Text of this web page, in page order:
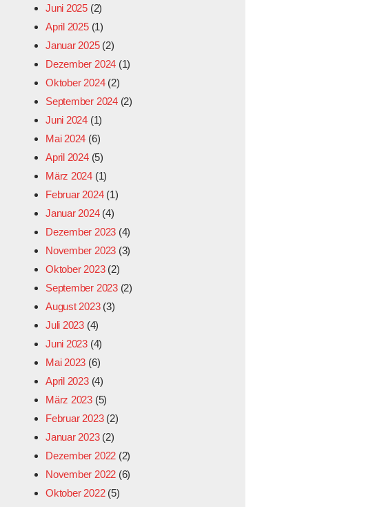
Juni 2025(2)
April 2025(1)
Januar 2025(2)
Dezember 2024 (1)
Oktober 2024(2)
September 2024(2)
Juni 2024(1)
Mai 2024 (6)
April 2024(5)
März 2024(1)
Februar 2024(1)
Januar 2024(4)
Dezember 2023 (4)
November 2023 (3)
Oktober 2023(2)
September 2023(2)
August 2023(3)
Juli 2023(4)
Juni 2023(4)
Mai 2023 (6)
April 2023(4)
März 2023(5)
Februar 2023(2)
Januar 2023(2)
Dezember 2022 (2)
November 2022 (6)
Oktober 2022(5)